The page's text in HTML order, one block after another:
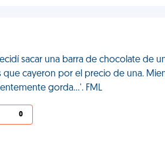
sacar una barra de chocolate de
que cayeron por el precio de una.
gorda…'. FML
0